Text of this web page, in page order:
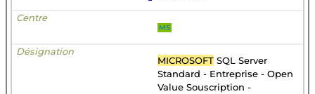
MS
MICROSOFT SQL Server
Standard - Entreprise - Open
Value Souscription -